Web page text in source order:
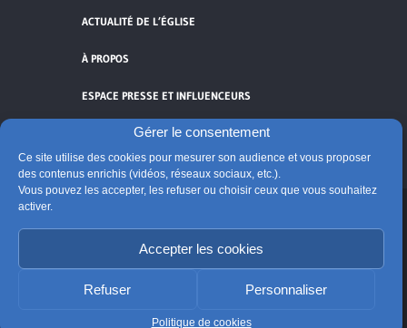
Gérer le consentement
Ce site utilise des cookies pour mesurer son audience et vous proposer
des contenus enrichis (vidéos, réseaux sociaux, etc.).
Vous pouvez les accepter, les refuser ou choisir ceux que vous souhaitez
activer.
Accepter les cookies
Refuser Personnaliser
Politique de cookies
ACTUALITÉ DE L’ÉGLISE
À PROPOS
ESPACE PRESSE ET INFLUENCEURS
Cliquez pour accepter les cookies de
vidéos et réseaux sociaux et activer ce
contenu.
© Église catholique en France
Édité par la Conférence des évêques de France